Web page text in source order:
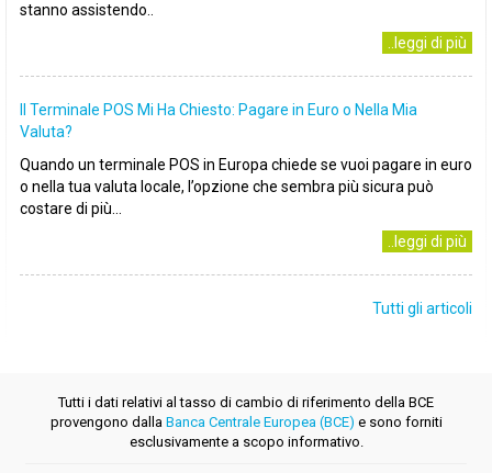
stanno assistendo..
..leggi di più
Il Terminale POS Mi Ha Chiesto: Pagare in Euro o Nella Mia
Valuta?
Quando un terminale POS in Europa chiede se vuoi pagare in euro
o nella tua valuta locale, l’opzione che sembra più sicura può
costare di più...
..leggi di più
Tutti gli articoli
Tutti i dati relativi al tasso di cambio di riferimento della BCE
provengono dalla Banca Centrale Europea (BCE) e sono forniti
esclusivamente a scopo informativo.